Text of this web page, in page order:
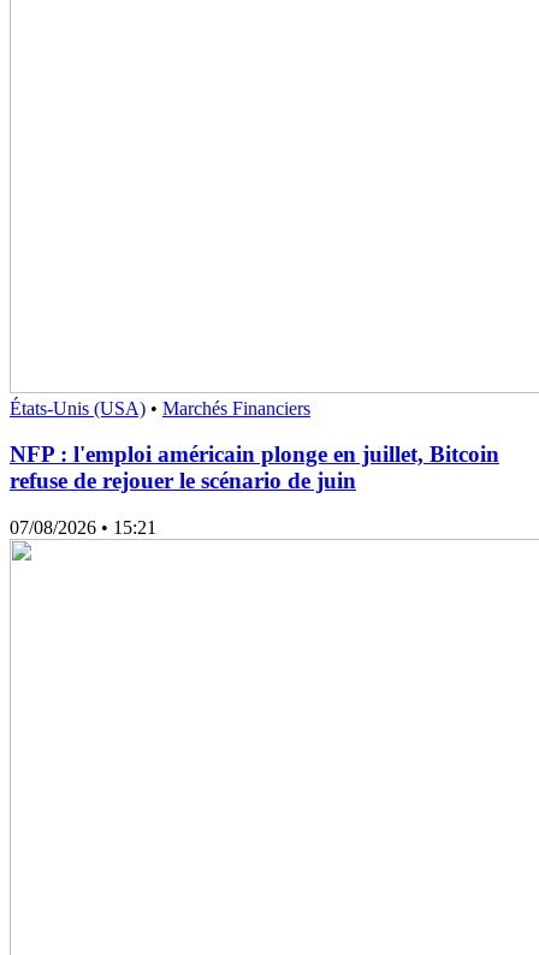
États-Unis (USA) • Marchés Financiers
NFP : l'emploi américain plonge en juillet, Bitcoin
refuse de rejouer le scénario de juin
07/08/2026 • 15:21